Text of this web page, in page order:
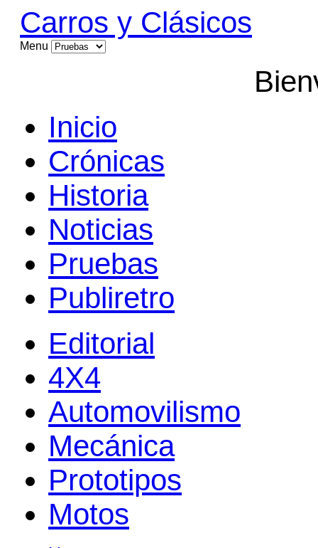
Carros y Clásicos
Menu
Inicio
Crónicas
Historia
Noticias
Pruebas
Publiretro
Editorial
4X4
Automovilismo
Mecánica
Prototipos
Motos